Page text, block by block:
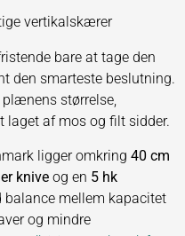
bare at tage den
den smarteste beslutning.
størrelse,
laget af mos og filt sidder.
ligger omkring 40 cm
knive og en 5 hk
balance mellem kapacitet
og mindre